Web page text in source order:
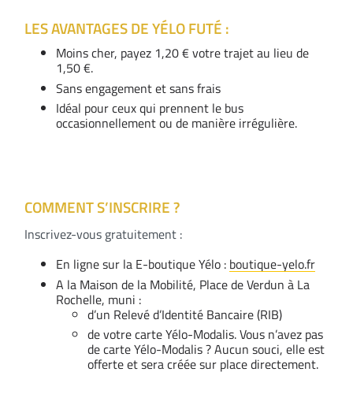
LES AVANTAGES DE YÉLO FUTÉ :
Moins cher, payez 1,20 € votre trajet au lieu de
1,50 €.
Sans engagement et sans frais
Idéal pour ceux qui prennent le bus
occasionnellement ou de manière irrégulière.
COMMENT S’INSCRIRE ?
Inscrivez-vous gratuitement :
En ligne sur la E-boutique Yélo : boutique-yelo.fr
A la Maison de la Mobilité, Place de Verdun à La
Rochelle, muni :
d’un Relevé d’Identité Bancaire (RIB)
de votre carte Yélo-Modalis. Vous n’avez pas
de carte Yélo-Modalis ? Aucun souci, elle est
offerte et sera créée sur place directement.